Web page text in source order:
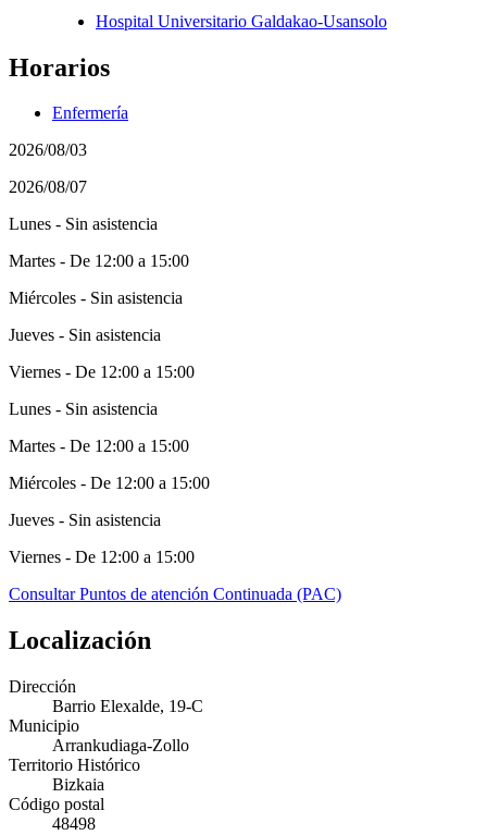
Hospital Universitario Galdakao-Usansolo
Horarios
Enfermería
2026/08/03
2026/08/07
Lunes - Sin asistencia
Martes - De 12:00 a 15:00
Miércoles - Sin asistencia
Jueves - Sin asistencia
Viernes - De 12:00 a 15:00
Lunes - Sin asistencia
Martes - De 12:00 a 15:00
Miércoles - De 12:00 a 15:00
Jueves - Sin asistencia
Viernes - De 12:00 a 15:00
Consultar Puntos de atención Continuada (PAC)
Localización
Dirección
Barrio Elexalde, 19-C
Municipio
Arrankudiaga-Zollo
Territorio Histórico
Bizkaia
Código postal
48498